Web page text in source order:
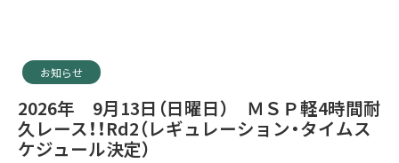
お知らせ
2026年 9月13日（日曜日） ＭＳＰ軽4時間耐
久レース！！Rd2（レギュレーション・タイムス
ケジュール決定）